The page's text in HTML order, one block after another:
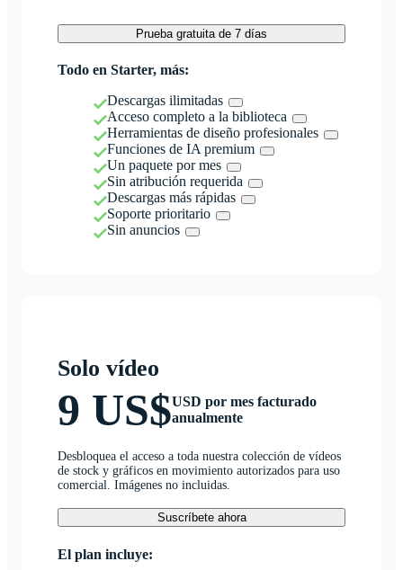
Prueba gratuita de 7 días
Todo en Starter, más:
Descargas ilimitadas
Acceso completo a la biblioteca
Herramientas de diseño profesionales
Funciones de IA premium
Un paquete por mes
Sin atribución requerida
Descargas más rápidas
Soporte prioritario
Sin anuncios
Solo vídeo
9 US$USD por mes facturado
anualmente
Desbloquea el acceso a toda nuestra colección de vídeos
de stock y gráficos en movimiento autorizados para uso
comercial. Imágenes no incluidas.
Suscríbete ahora
El plan incluye: